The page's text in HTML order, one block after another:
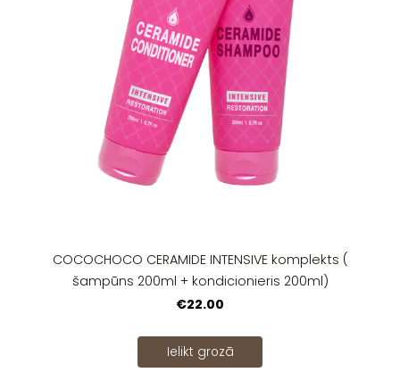
COCOCHOCO CERAMIDE INTENSIVE komplekts (
šampūns 200ml + kondicionieris 200ml)
€22.00
Ielikt grozā